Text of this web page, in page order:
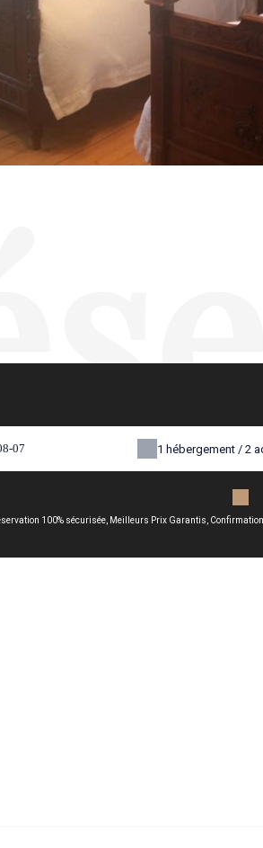
1 hébergement / 2
100% sécurisée, Meilleurs Prix Garantis,